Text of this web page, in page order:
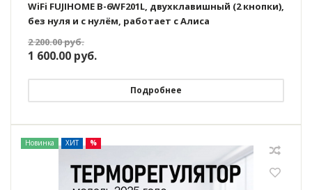
WiFi FUJIHOME B-6WF201L, двухклавишный (2 кнопки),
без нуля и с нулём, работает с Алиса
2 200.00руб.
1 600.00 руб.
Подробнее
Новинка ХИТ %